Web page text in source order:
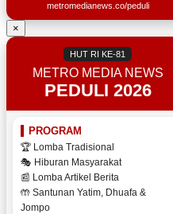
metromedianews.co/peduli
×
HUT RI KE-81
METRO MEDIA NEWS
PEDULI 2026
PROGRAM
🏆 Lomba Tradisional
🎭 Hiburan Masyarakat
📰 Lomba Artikel Berita
🤲 Santunan Yatim, Dhuafa &
Jompo